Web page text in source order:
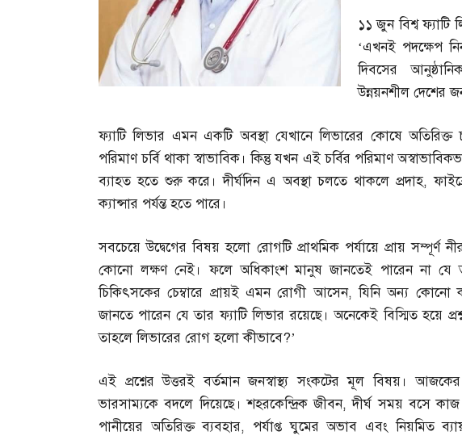
১১ জুন বিশ্ব ফ্যাটি
‘এখনই পদক্ষেপ
দিবসের
উন্নয়নশীল দেশের
ফ্যাটি লিভার এমন একটি অবস্থা যেখানে লিভারের কোষে অতিরিক্ত
পরিমাণ চর্বি থাকা স্বাভাবিক। কিন্তু যখন এই চর্বির পরিমাণ
ব্যাহত হতে শুরু করে। দীর্ঘদিন এ অবস্থা চলতে থাকলে প্রদাহ,
ক্যান্সার পর্যন্ত হতে পারে।
সবচেয়ে উদ্বেগের বিষয় হলো রোগটি প্রাথমিক পর্যায়ে প্রায় সম্পূর্ণ
কোনো লক্ষণ নেই। ফলে অধিকাংশ মানুষ জানতেই পারেন না যে
চিকিৎসকের চেম্বারে প্রায়ই এমন রোগী আসেন,যিনি অন্য কোনো
জানতে পারেন যে তার ফ্যাটি লিভার রয়েছে। অনেকেই বিস্মিত হয়ে
তাহলে লিভারের রোগ হলো কীভাবে?’
এই প্রশ্নের উত্তরই বর্তমান জনস্বাস্থ্য সংকটের মূল বিষয়।
ভারসাম্যকে বদলে দিয়েছে। শহরকেন্দ্রিক জীবন,দীর্ঘ সময় বসে
পানীয়ের অতিরিক্ত ব্যবহার, পর্যাপ্ত ঘুমের অভাব এবং নিয়মিত